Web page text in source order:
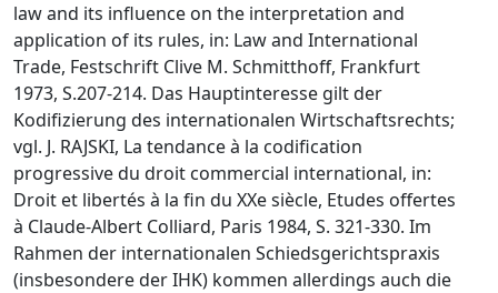
law and its influence on the interpretation and
application of its rules, in: Law and International
Trade, Festschrift Clive M. Schmitthoff, Frankfurt
1973, S.207-214. Das Hauptinteresse gilt der
Kodifizierung des internationalen Wirtschaftsrechts;
vgl. J. RAJSKI, La tendance à la codification
progressive du droit commercial international, in:
Droit et libertés à la fin du XXe siècle, Etudes offertes
à Claude-Albert Colliard, Paris 1984, S. 321-330. Im
Rahmen der internationalen Schiedsgerichtspraxis
(insbesondere der IHK) kommen allerdings auch die